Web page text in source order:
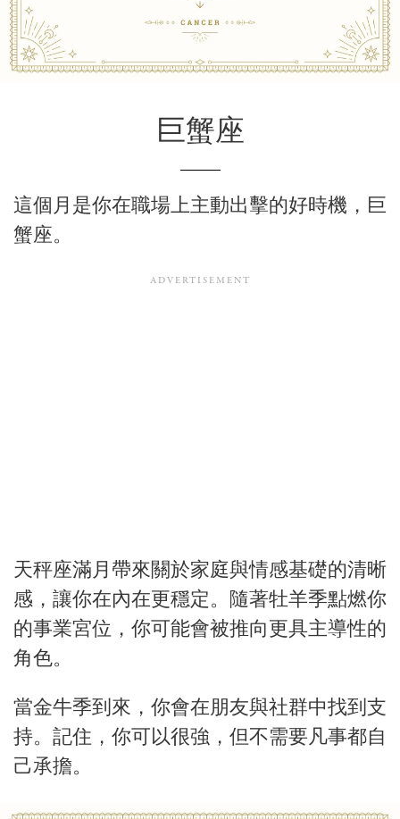
巨蟹座
這個月是你在職場上主動出擊的好時機，巨
蟹座。
天秤座滿月帶來關於家庭與情感基礎的清晰
感，讓你在內在更穩定。隨著牡羊季點燃你
的事業宮位，你可能會被推向更具主導性的
角色。
當金牛季到來，你會在朋友與社群中找到支
持。記住，你可以很強，但不需要凡事都自
己承擔。